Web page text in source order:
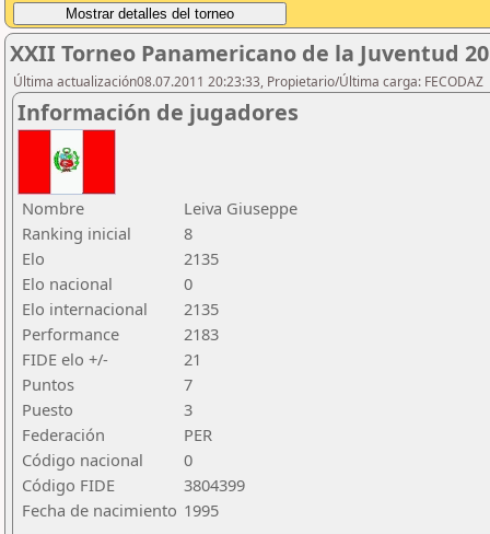
XXII Torneo Panamericano de la Juventud
Última actualización08.07.2011 20:23:33, Propietario/Última carga: FECODAZ
Información de jugadores
Nombre
Leiva Giuseppe
Ranking inicial
8
Elo
2135
Elo nacional
0
Elo internacional
2135
Performance
2183
FIDE elo +/-
21
Puntos
7
Puesto
3
Federación
PER
Código nacional
0
Código FIDE
3804399
Fecha de nacimiento 1995